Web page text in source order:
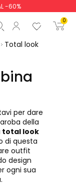
-60%
0
0,00 €
ordine
Total look
per dare
della
total look
di questa
outfit
design
ogni sua